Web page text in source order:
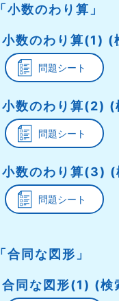
「小数のわり算」
小数のわり算(1)
問題シート
小数のわり算(2)
問題シート
小数のわり算(3)
問題シート
「合同な図形」
合同な図形(1) (